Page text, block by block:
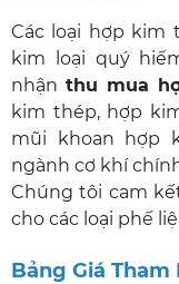
Các loại hợp kim
kim loại quý
nhận thu mua
kim thép, hợp
mũi khoan hợp
ngành cơ khí
Chúng tôi cam
cho các loại phế
Bảng Giá Tham